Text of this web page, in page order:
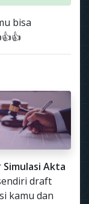
bisa
Simulasi Akta
draft
kamu dan